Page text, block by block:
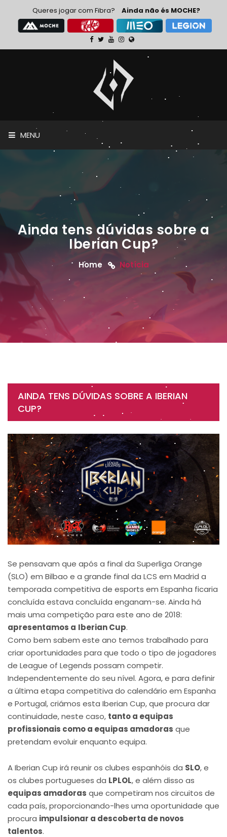
Queres jogar com Fibra? Ainda não és MOCHE?
MENU
Ainda tens dúvidas sobre a
Iberian Cup?
Home Notícia
AINDA TENS DÚVIDAS SOBRE A IBERIAN
CUP?
Se pensavam que após a final da Superliga Orange
(SLO) em Bilbao e a grande final da LCS em Madrid a
temporada competitiva de esports em Espanha ficaria
concluída estava concluída enganam-se. Ainda há
mais uma competição para este ano de 2018:
apresentamos a Iberian Cup.
Como bem sabem este ano temos trabalhado para
criar oportunidades para que todo o tipo de jogadores
de League of Legends possam competir.
Independentemente do seu nível. Agora, e para definir
a última etapa competitiva do calendário em Espanha
e Portugal, criámos esta Iberian Cup, que procura dar
continuidade, neste caso, tanto a equipas
profissionais como a equipas amadoras que
pretendam evoluir enquanto equipa.
A Iberian Cup irá reunir os clubes espanhóis da SLO, e
os clubes portugueses da LPLOL, e além disso as
equipas amadoras que competiram nos circuitos de
cada país, proporcionando-lhes uma oportunidade que
procura impulsionar a descoberta de novos
talentos.